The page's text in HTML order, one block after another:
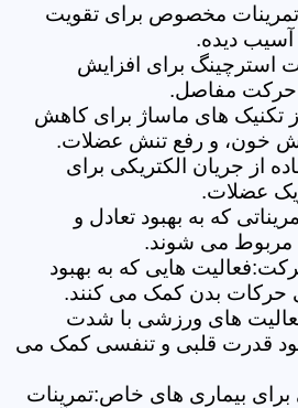
تمرینات مخصوص برای تقویت
دیده.
استرچینگ برای افزایش
حرکت مفاصل.
تکنیک های ماساژ برای کاهش
خون، و رفع تنش عضلات.
از جریان الکتریکی برای
عضلات.
که به بهبود تعادل و
مربوط می شوند.
هایی که به بهبود
حرکات بدن کمک می کنند.
های ورزشی با شدت
قدرت قلبی و تنفسی کمک می
بیماری های خاص:تمرینات